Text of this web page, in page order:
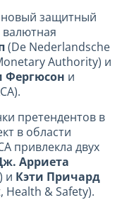
защитный
(De Nederlandsche
Authority) и
Фергюсон и
претендентов в
в области
привлекла двух
Арриета
и Кэти Причард
Health & Safety).